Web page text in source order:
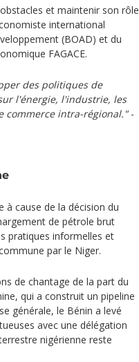
et maintenir son rôle
international
(BOAD) et du
FAGACE.
des politiques de
l'énergie, l'industrie, les
commerce intra-régional."-
à cause de la décision du
de pétrole brut
pratiques informelles et
par le Niger.
de chantage de la part du
qui a construit un pipeline
générale, le Bénin a levé
avec une délégation
nigérienne reste